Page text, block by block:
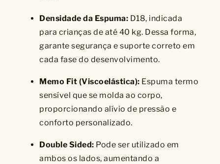
Densidade da Espuma: D18, indicada
para crianças de até 40 kg. Dessa forma,
garante segurança e suporte correto em
cada fase do desenvolvimento.
Memo Fit (Viscoelástica): Espuma termo
sensível que se molda ao corpo,
proporcionando alívio de pressão e
conforto personalizado.
Double Sided: Pode ser utilizado em
ambos os lados, aumentando a